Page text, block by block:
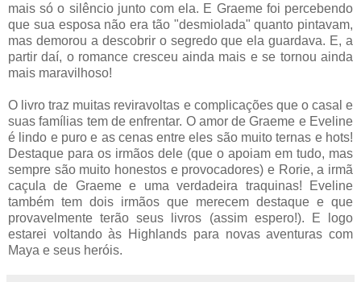
mais só o silêncio junto com ela. E Graeme foi percebendo
que sua esposa não era tão "desmiolada" quanto pintavam,
mas demorou a descobrir o segredo que ela guardava. E, a
partir daí, o romance cresceu ainda mais e se tornou ainda
mais maravilhoso!
O livro traz muitas reviravoltas e complicações que o casal e
suas famílias tem de enfrentar. O amor de Graeme e Eveline
é lindo e puro e as cenas entre eles são muito ternas e hots!
Destaque para os irmãos dele (que o apoiam em tudo, mas
sempre são muito honestos e provocadores) e Rorie, a irmã
caçula de Graeme e uma verdadeira traquinas! Eveline
também tem dois irmãos que merecem destaque e que
provavelmente terão seus livros (assim espero!). E logo
estarei voltando às Highlands para novas aventuras com
Maya e seus heróis.